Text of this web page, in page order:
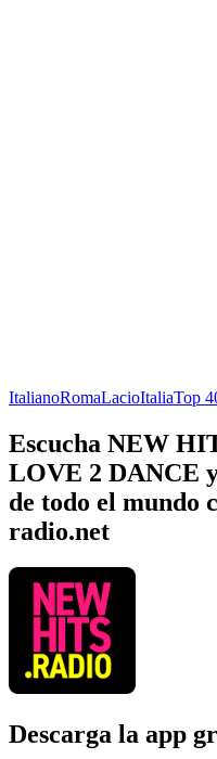
ItalianoRomaLacioItaliaTop
Escucha NEW
LOVE 2 DANCE
de todo el mundo
radio.net
Descarga la app